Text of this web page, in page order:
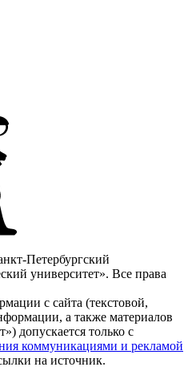
Петербургский
университет». Все права
с сайта (текстовой,
а также материалов
допускается только с
коммуникациями и рекламой
на источник.